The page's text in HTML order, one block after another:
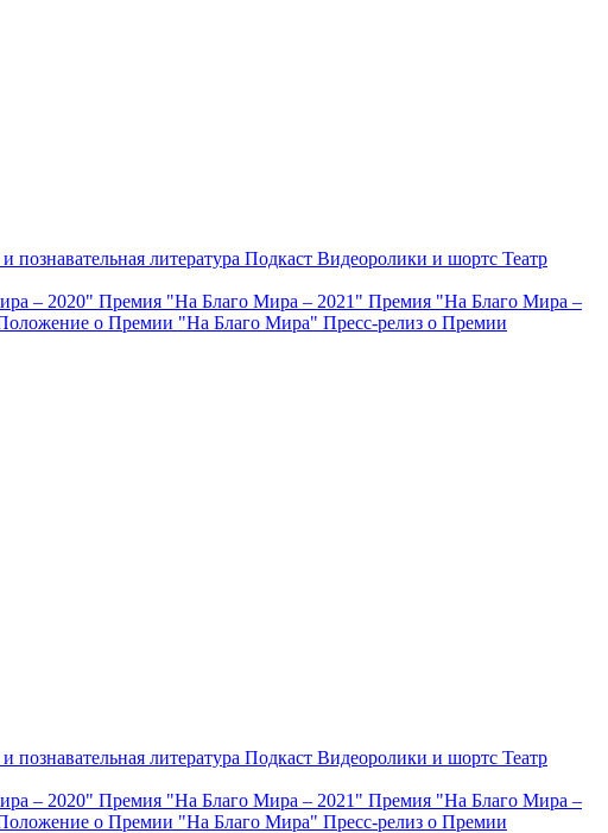
познавательная литература Подкаст Видеоролики и шортс Театр
– 2020" Премия "На Благо Мира – 2021" Премия "На Благо Мира –
о Премии "На Благо Мира" Пресс-релиз о Премии
познавательная литература Подкаст Видеоролики и шортс Театр
– 2020" Премия "На Благо Мира – 2021" Премия "На Благо Мира –
о Премии "На Благо Мира" Пресс-релиз о Премии